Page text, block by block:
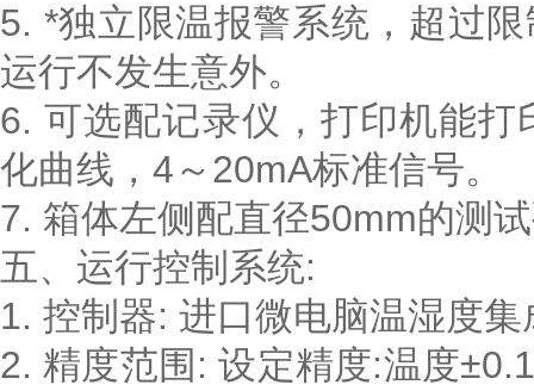
5. *独立限温报警系统，超过
运行不发生意外。
6. 可选配记录仪，打印机能
化曲线，4～20mA标准信号。
7. 箱体左侧配直径50mm的测
五、运行控制系统:
1. 控制器: 进口微电脑温湿度集
2. 精度范围: 设定精度:温度